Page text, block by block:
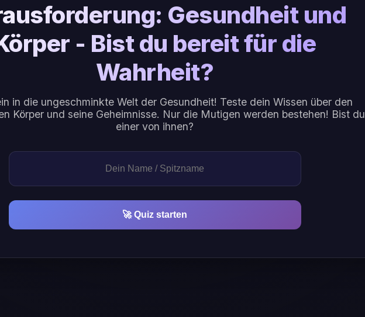
Gesundheit und
- Bist du bereit für die
Wahrheit?
in die ungeschminkte Welt der Gesundheit! Teste dein Wissen über den
Körper und seine Geheimnisse. Nur die Mutigen werden bestehen! Bist du
einer von ihnen?
🚀 Quiz starten